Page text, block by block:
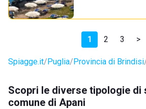
1 2 3 >
Spiagge.it Puglia Provincia di Brindisi
Scopri le diverse tipologie di
comune di Apani